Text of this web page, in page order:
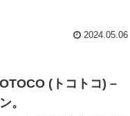
2024.05.06
(トコトコ) –
。